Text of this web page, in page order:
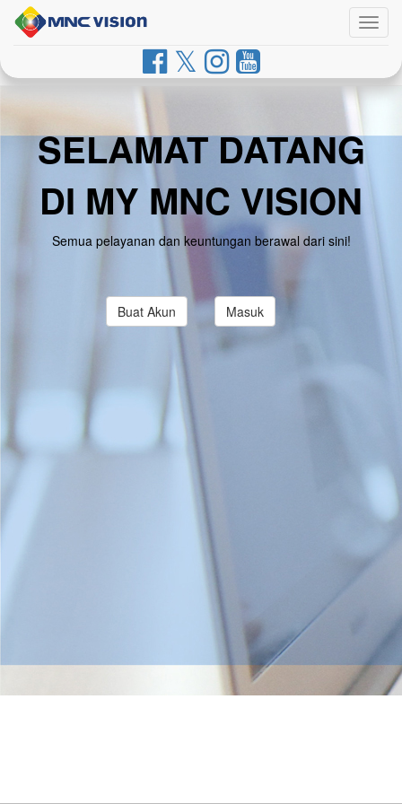
SELAMAT DATANG
DI MY MNC VISION
Semua pelayanan dan keuntungan berawal dari sini!
Buat Akun Masuk